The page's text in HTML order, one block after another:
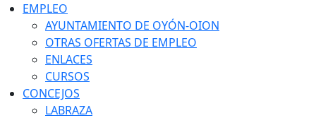
EMPLEO
AYUNTAMIENTO DE OYÓN-OION
OTRAS OFERTAS DE EMPLEO
ENLACES
CURSOS
CONCEJOS
LABRAZA